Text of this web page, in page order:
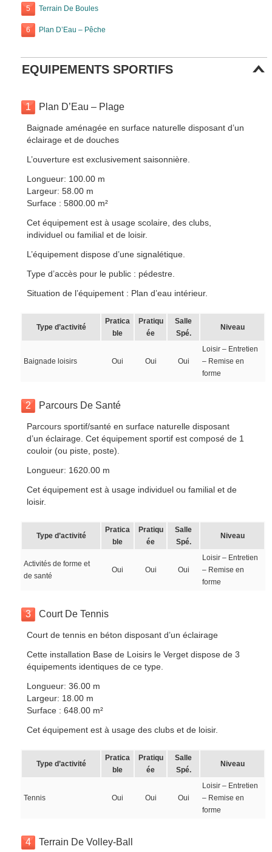
5 Terrain De Boules
6 Plan D’Eau – Pêche
EQUIPEMENTS SPORTIFS
1 Plan D’Eau – Plage
Baignade aménagée en surface naturelle disposant d’un
éclairage et de douches
L’ouverture est exclusivement saisonnière.
Longueur: 100.00 m
Largeur: 58.00 m
Surface : 5800.00 m²
Cet équipement est à usage scolaire, des clubs,
individuel ou familial et de loisir.
L’équipement dispose d’une signalétique.
Type d’accès pour le public : pédestre.
Situation de l’équipement : Plan d’eau intérieur.
Type d’activité
Pratica
ble
Pratiqu
ée
Salle
Spé.
Niveau
Baignade loisirs Oui Oui Oui
Loisir – Entretien
– Remise en
forme
2 Parcours De Santé
Parcours sportif/santé en surface naturelle disposant
d’un éclairage. Cet équipement sportif est composé de 1
couloir (ou piste, poste).
Longueur: 1620.00 m
Cet équipement est à usage individuel ou familial et de
loisir.
Type d’activité
Pratica
ble
Pratiqu
ée
Salle
Spé.
Niveau
Activités de forme et
de santé
Oui Oui Oui
Loisir – Entretien
– Remise en
forme
3 Court De Tennis
Court de tennis en béton disposant d’un éclairage
Cette installation Base de Loisirs le Verget dispose de 3
équipements identiques de ce type.
Longueur: 36.00 m
Largeur: 18.00 m
Surface : 648.00 m²
Cet équipement est à usage des clubs et de loisir.
Type d’activité
Pratica
ble
Pratiqu
ée
Salle
Spé.
Niveau
Tennis Oui Oui Oui
Loisir – Entretien
– Remise en
forme
4 Terrain De Volley-Ball